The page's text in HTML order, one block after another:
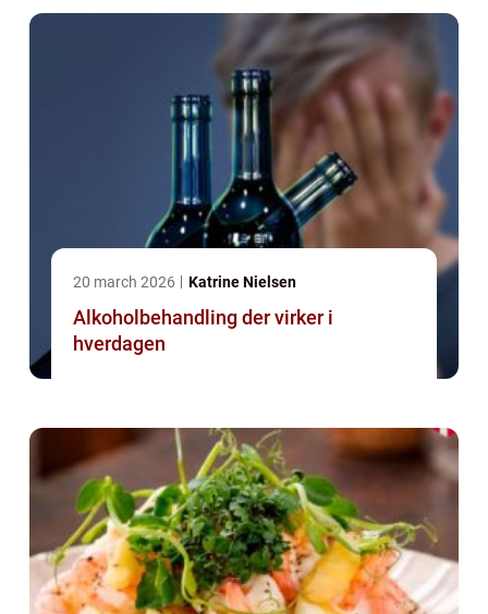
20 march 2026 Katrine Nielsen
Alkoholbehandling der virker i
hverdagen